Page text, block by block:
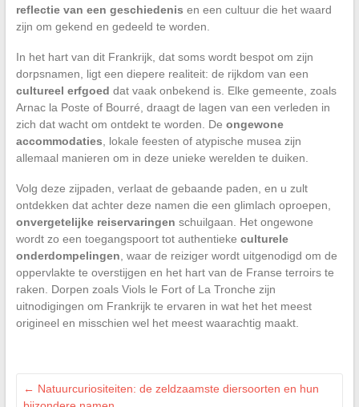
reflectie van een geschiedenis en een cultuur die het waard
zijn om gekend en gedeeld te worden.
In het hart van dit Frankrijk, dat soms wordt bespot om zijn
dorpsnamen, ligt een diepere realiteit: de rijkdom van een
cultureel erfgoed dat vaak onbekend is. Elke gemeente, zoals
Arnac la Poste of Bourré, draagt de lagen van een verleden in
zich dat wacht om ontdekt te worden. De ongewone
accommodaties , lokale feesten of atypische musea zijn
allemaal manieren om in deze unieke werelden te duiken.
Volg deze zijpaden, verlaat de gebaande paden, en u zult
ontdekken dat achter deze namen die een glimlach oproepen,
onvergetelijke reiservaringen schuilgaan. Het ongewone
wordt zo een toegangspoort tot authentieke culturele
onderdompelingen , waar de reiziger wordt uitgenodigd om de
oppervlakte te overstijgen en het hart van de Franse terroirs te
raken. Dorpen zoals Viols le Fort of La Tronche zijn
uitnodigingen om Frankrijk te ervaren in wat het het meest
origineel en misschien wel het meest waarachtig maakt.
← Natuurcuriositeiten: de zeldzaamste diersoorten en hun